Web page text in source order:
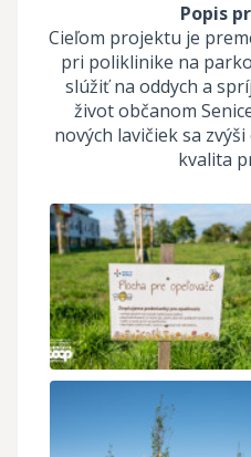
Popis
Cieľom projektu je
pri poliklinike na
slúžiť na oddych a
život občanom
nových lavičiek sa
kvalita